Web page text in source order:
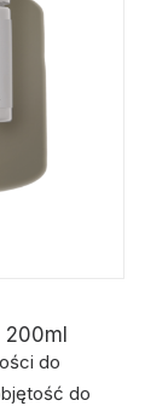
200ml
do
do